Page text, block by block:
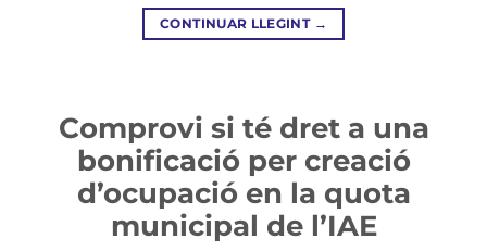
CONTINUAR LLEGINT →
Comprovi si té dret a una
bonificació per creació
d’ocupació en la quota
municipal de l’IAE